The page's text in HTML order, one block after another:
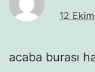
12
acaba burası